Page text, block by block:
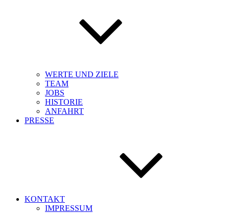
WERTE UND ZIELE
TEAM
JOBS
HISTORIE
ANFAHRT
PRESSE
KONTAKT
IMPRESSUM